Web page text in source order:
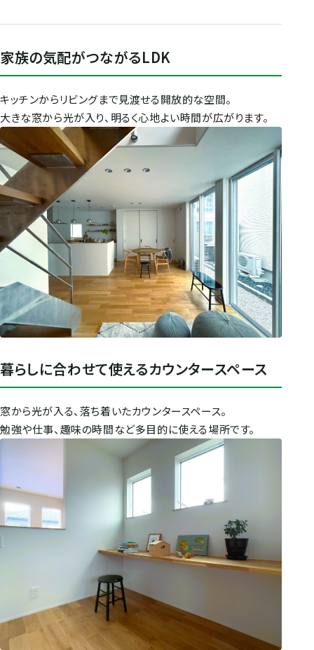
家族の気配がつながるLDK
キッチンからリビングまで見渡せる開放的な空間。
大きな窓から光が入り、明るく心地よい時間が広がります。
暮らしに合わせて使えるカウンタースペース
窓から光が入る、落ち着いたカウンタースペース。
勉強や仕事、趣味の時間など多目的に使える場所です。